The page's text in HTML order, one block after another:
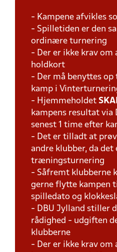
- Kampene afvikles
- Spilletiden er den
ordinære turnering
- Der er ikke krav om
holdkort
- Der må benyttes op
kamp i
- Hjemmeholdet
kampens resultat via
senest 1 time efter
- Det er tilladt at
andre klubber, da det
træningsturnering
- Såfremt klubberne
gerne flytte kampen
spilledato og
- DBU Jylland stiller
rådighed - udgiften
klubberne
- Der er ikke krav om